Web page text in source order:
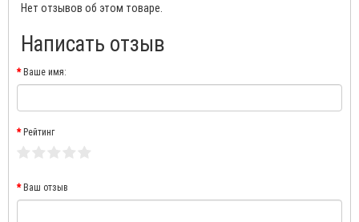
Нет отзывов об этом товаре.
Написать отзыв
Ваше имя:
Рейтинг
Ваш отзыв